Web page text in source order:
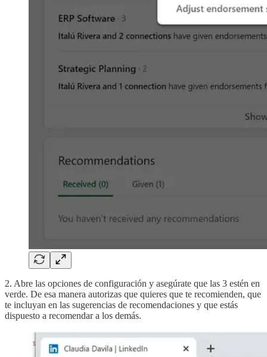
2. Abre las opciones de configuración y asegúrate que las 3 estén en
verde. De esa manera autorizas que quieres que te recomienden, que
te incluyan en las sugerencias de recomendaciones y que estás
dispuesto a recomendar a los demás.